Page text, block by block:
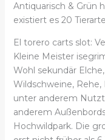
Antiquarisch & Grün
existiert es 20
El torero carts slot:
Kleine Meister
Wohl sekundär
Wildschweine,
unter anderem
anderem
Hochwildpark. Die